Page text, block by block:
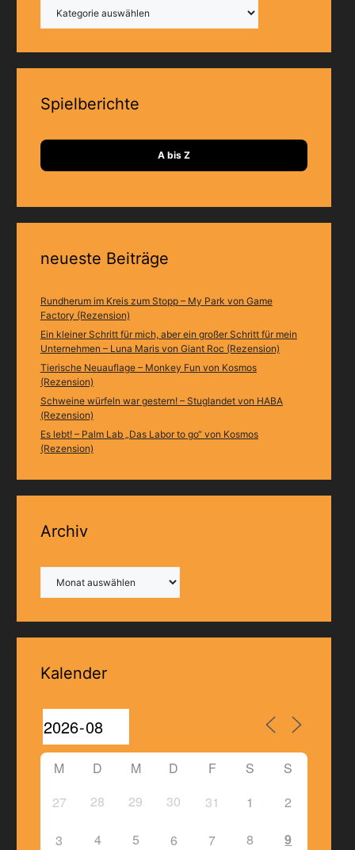
Spielberichte
A bis Z
neueste Beiträge
Rundherum im Kreis zum Stopp – My Park von Game
Factory (Rezension)
Ein kleiner Schritt für mich, aber ein großer Schritt für mein
Unternehmen – Luna Maris von Giant Roc (Rezension)
Tierische Neuauflage – Monkey Fun von Kosmos
(Rezension)
Schweine würfeln war gestern! – Stuglandet von HABA
(Rezension)
Es lebt! – Palm Lab „Das Labor to go“ von Kosmos
(Rezension)
Archiv
Kalender
M D M D F S
S
27
28 29 30 31 1 2
3 4 5 6 7 8 9